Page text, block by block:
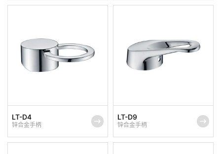
LT-D4
锌合金手柄
LT-D9
锌合金手柄